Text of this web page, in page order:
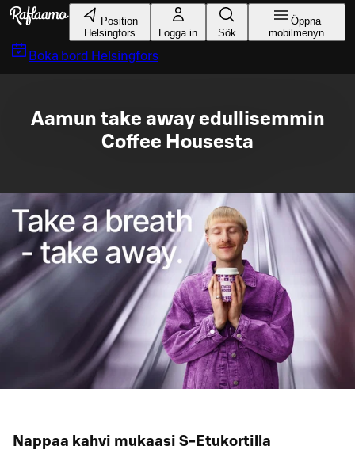
Gå till huvudinnehållet
Position
Helsingfors
Logga in Sök
Öppna
mobilmenyn
Boka bord Helsingfors
Aamun take away edullisemmin
Coffee Housesta
Nappaa kahvi mukaasi S-Etukortilla